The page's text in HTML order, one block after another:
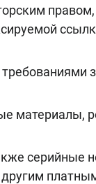
материалы,
серийные